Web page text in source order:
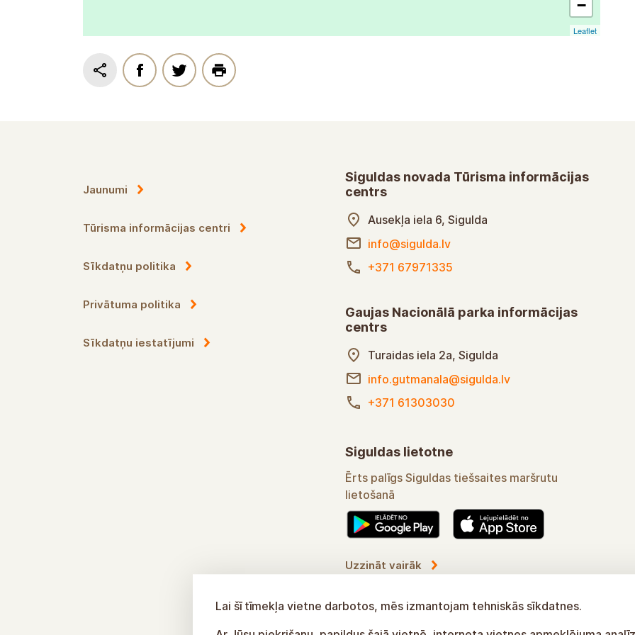
−
Leaflet
Jaunumi
Tūrisma informācijas centri
Sīkdatņu politika
Privātuma politika
Sīkdatņu iestatījumi
Siguldas novada Tūrisma informācijas
centrs
Ausekļa iela 6, Sigulda
info@sigulda.lv
+371 67971335
Gaujas Nacionālā parka informācijas
centrs
Turaidas iela 2a, Sigulda
info.gutmanala@sigulda.lv
+371 61303030
Siguldas lietotne
Ērts palīgs Siguldas tiešsaites maršrutu
lietošanā
Uzzināt vairāk
Lai šī tīmekļa vietne darbotos, mēs izmantojam tehniskās sīkdatnes.